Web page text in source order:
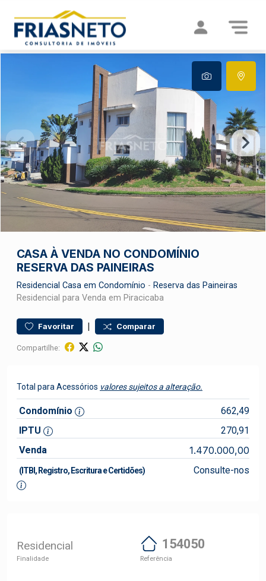
CASA À VENDA NO CONDOMÍNIO
RESERVA DAS PAINEIRAS
Residencial Casa em Condomínio - Reserva das Paineiras
Residencial para Venda em Piracicaba
Favoritar | Comparar
Compartilhe:
Total para Acessórios valores sujeitos a alteração.
Condomínio
662,49
IPTU
270,91
Venda
1.470.000,00
(ITBI, Registro, Escritura e Certidões) Consulte-nos
Residencial
Finalidade
154050
Referência